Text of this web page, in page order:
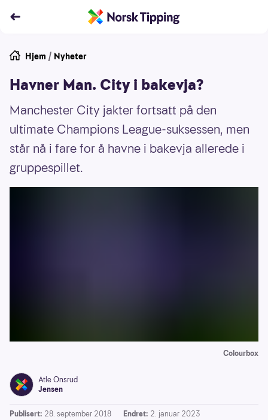
Hjem / Nyheter
Havner Man. City i bakevja?
Manchester City jakter fortsatt på den
ultimate Champions League-suksessen, men
står nå i fare for å havne i bakevja allerede i
gruppespillet.
Colourbox
Atle Onsrud
Jensen
Publisert: 28. september 2018 Endret: 2. januar 2023